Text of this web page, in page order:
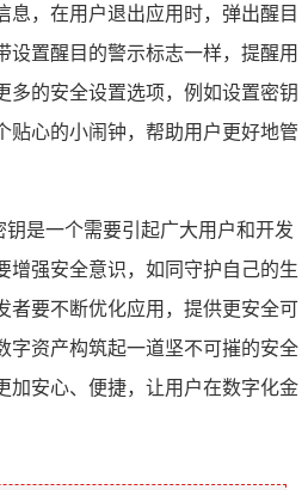
息，在用户退出应用时，弹出醒目
设置醒目的警示标志一样，提醒用
多的安全设置选项，例如设置密钥
贴心的小闹钟，帮助用户更好地管
钥是一个需要引起广大用户和开发
增强安全意识，如同守护自己的生
者要不断优化应用，提供更安全可
字资产构筑起一道坚不可摧的安全
加安心、便捷，让用户在数字化金